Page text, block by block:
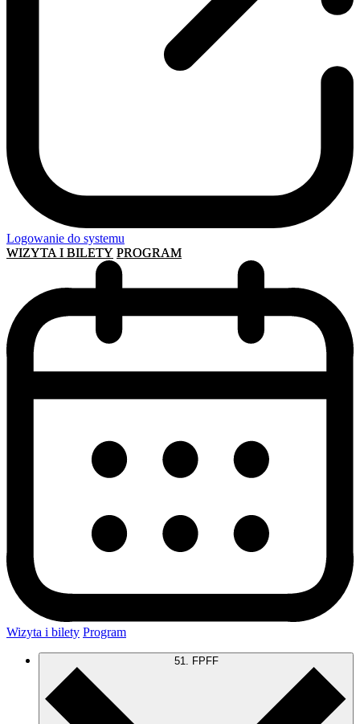
Logowanie do systemu
WIZYTA I BILETY PROGRAM
Wizyta i bilety Program
51. FPFF